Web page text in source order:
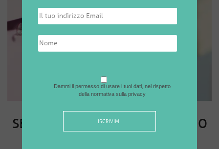
CONSAPEVOLEZZA
SEI UN MULTIPOTENZIALE CICLICO O
Dammi il permesso di usare i tuoi dati, nel rispetto
della normativa sulla privacy